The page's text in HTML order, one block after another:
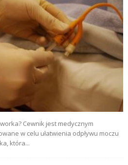
Cewnik jest medycznym
w celu ułatwienia odpływu moczu
która...